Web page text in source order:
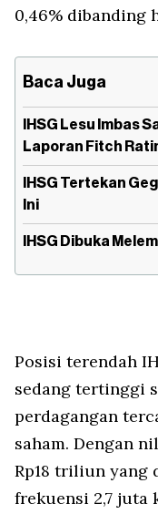
0,46% dibanding
Baca Juga
IHSG Lesu Imbas
Laporan Fitch
IHSG Tertekan
Ini
IHSG Dibuka
Posisi terendah
sedang tertinggi
perdagangan
saham. Dengan
Rp18 triliun yang
frekuensi 2,7 juta